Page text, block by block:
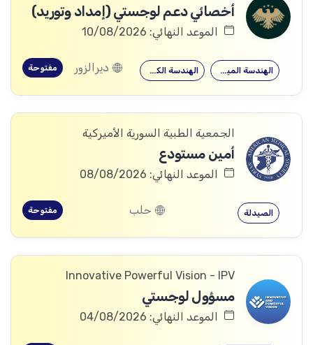
أخصائي دعم لوجستي (إمداد وتوريد)
الموعد النهائي: 10/08/2026
الهندسة الكهربائية الهندسة الميكانيكية ديرالزور مفتوحة
الجمعية الطبية السورية الأميركية
أمين مستودع
الموعد النهائي: 08/08/2026
الصيدلة حلب مفتوحة
Innovative Powerful Vision - IPV
مسؤول لوجستي
الموعد النهائي: 04/08/2026